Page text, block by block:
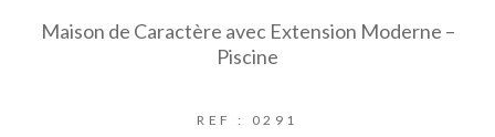
Maison de Caractère avec Extension Moderne –
Piscine
REF : 0291